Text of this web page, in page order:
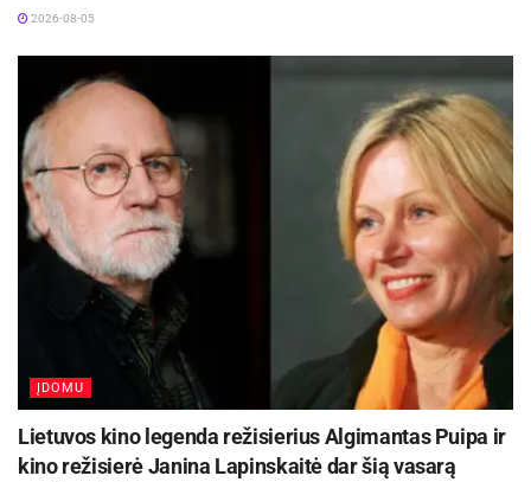
2026-08-05
ĮDOMU
Lietuvos kino legenda režisierius Algimantas Puipa ir
kino režisierė Janina Lapinskaitė dar šią vasarą